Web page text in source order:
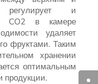
и
CO2 в камере
удаляет
фруктами. Таким
хранении
оптимальным
продукции.